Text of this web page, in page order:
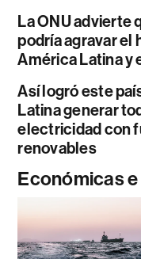
La ONU advierte
podría agravar el
América Latina y
Así logró este
Latina generar
electricidad con
renovables
Económicas